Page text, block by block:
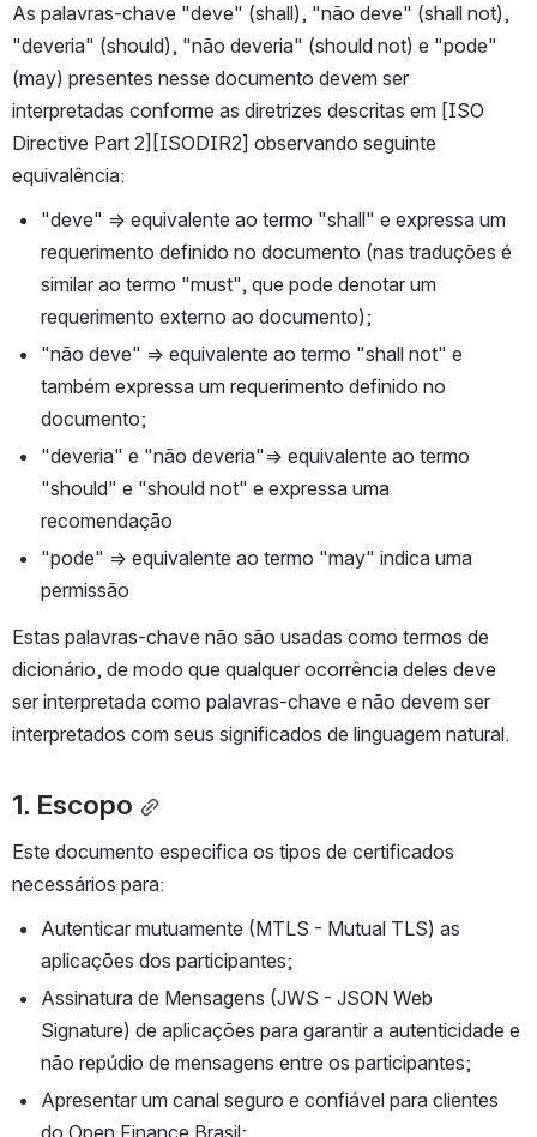
As palavras-chave "deve" (shall), "não deve" (shall not),
"deveria" (should), "não deveria" (should not) e "pode"
(may) presentes nesse documento devem ser
interpretadas conforme as diretrizes descritas em [ISO
Directive Part 2][ISODIR2] observando seguinte
equivalência:
"deve" => equivalente ao termo "shall" e expressa um
requerimento definido no documento (nas traduções é
similar ao termo "must", que pode denotar um
requerimento externo ao documento);
"não deve" => equivalente ao termo "shall not" e
também expressa um requerimento definido no
documento;
"deveria" e "não deveria"=> equivalente ao termo
"should" e "should not" e expressa uma
recomendação
"pode" => equivalente ao termo "may" indica uma
permissão
Estas palavras-chave não são usadas como termos de
dicionário, de modo que qualquer ocorrência deles deve
ser interpretada como palavras-chave e não devem ser
interpretados com seus significados de linguagem natural.
1. Escopo
Este documento especifica os tipos de certificados
necessários para:
Autenticar mutuamente (MTLS - Mutual TLS) as
aplicações dos participantes;
Assinatura de Mensagens (JWS - JSON Web
Signature) de aplicações para garantir a autenticidade e
não repúdio de mensagens entre os participantes;
Apresentar um canal seguro e confiável para clientes